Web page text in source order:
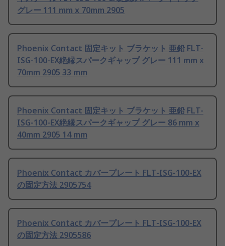
グレー 111 mm x 70mm 2905
Phoenix Contact 固定キット ブラケット 亜鉛 FLT-
ISG-100-EX絶縁スパークギャップ グレー 111 mm x
70mm 2905 33 mm
Phoenix Contact 固定キット ブラケット 亜鉛 FLT-
ISG-100-EX絶縁スパークギャップ グレー 86 mm x
40mm 2905 14 mm
Phoenix Contact カバープレート FLT-ISG-100-EX
の固定方法 2905754
Phoenix Contact カバープレート FLT-ISG-100-EX
の固定方法 2905586